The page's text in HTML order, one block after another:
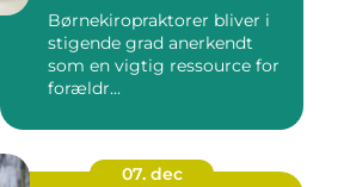
Børnekiropraktorer bliver i
stigende grad anerkendt
som en vigtig ressource for
forældr...
07. dec